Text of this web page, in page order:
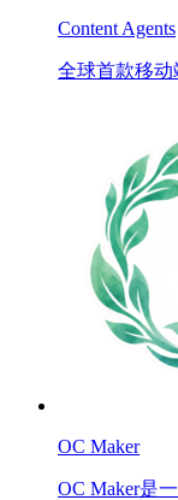
Content Agents
全球首款移动
OC Maker
OC Maker是